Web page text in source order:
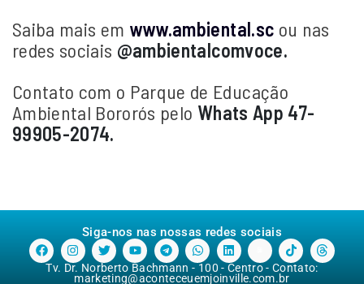
Saiba mais em www.ambiental.sc ou nas
redes sociais @ambientalcomvoce.
Contato com o Parque de Educação
Ambiental Bororós pelo Whats App 47-
99905-2074.
Siga-nos nas nossas redes sociais
Tv. Dr. Norberto Bachmann - 100 - Centro - Contato:
marketing@aconteceuemjoinville.com.br